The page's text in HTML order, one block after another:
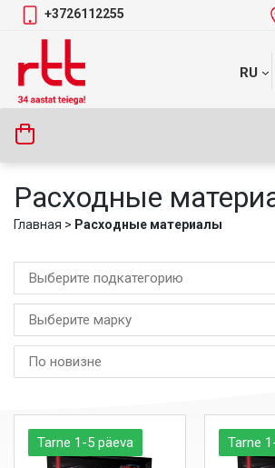
Skip
content
+3726112255
RU
Tootekategooriad
Расходные
Главная > Расходные материалы
Выберите подкатегорию
Выберите марку
Tarne 1-5 päeva Tarne